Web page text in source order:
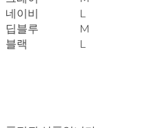
네이비
딥블루
블랙
L
M
L